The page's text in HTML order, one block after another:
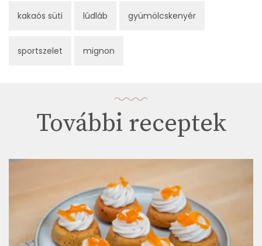
kakaós süti lúdláb gyümölcskenyér
sportszelet mignon
További receptek